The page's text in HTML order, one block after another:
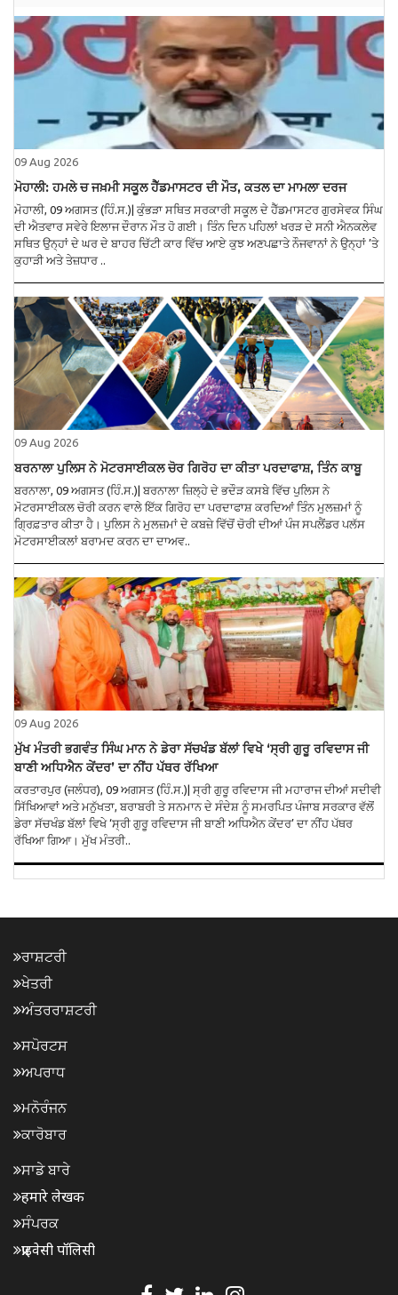
09 Aug 2026
ਮੋਹਾਲੀ: ਹਮਲੇ ਚ ਜਖ਼ਮੀ ਸਕੂਲ ਹੈੱਡਮਾਸਟਰ ਦੀ ਮੌਤ, ਕਤਲ ਦਾ ਮਾਮਲਾ ਦਰਜ
ਮੋਹਾਲੀ, 09 ਅਗਸਤ (ਹਿੰ.ਸ.)| ਕੁੰਭੜਾ ਸਥਿਤ ਸਰਕਾਰੀ ਸਕੂਲ ਦੇ ਹੈੱਡਮਾਸਟਰ ਗੁਰਸੇਵਕ ਸਿੰਘ
ਦੀ ਐਤਵਾਰ ਸਵੇਰੇ ਇਲਾਜ ਦੌਰਾਨ ਮੌਤ ਹੋ ਗਈ। ਤਿੰਨ ਦਿਨ ਪਹਿਲਾਂ ਖਰੜ ਦੇ ਸਨੀ ਐਨਕਲੇਵ
ਸਥਿਤ ਉਨ੍ਹਾਂ ਦੇ ਘਰ ਦੇ ਬਾਹਰ ਚਿੱਟੀ ਕਾਰ ਵਿੱਚ ਆਏ ਕੁਝ ਅਣਪਛਾਤੇ ਨੌਜਵਾਨਾਂ ਨੇ ਉਨ੍ਹਾਂ ’ਤੇ
ਕੁਹਾੜੀ ਅਤੇ ਤੇਜ਼ਧਾਰ ..
09 Aug 2026
ਬਰਨਾਲਾ ਪੁਲਿਸ ਨੇ ਮੋਟਰਸਾਈਕਲ ਚੋਰ ਗਿਰੋਹ ਦਾ ਕੀਤਾ ਪਰਦਾਫਾਸ਼, ਤਿੰਨ ਕਾਬੂ
ਬਰਨਾਲਾ, 09 ਅਗਸਤ (ਹਿੰ.ਸ.)| ਬਰਨਾਲਾ ਜ਼ਿਲ੍ਹੇ ਦੇ ਭਦੌੜ ਕਸਬੇ ਵਿੱਚ ਪੁਲਿਸ ਨੇ
ਮੋਟਰਸਾਈਕਲ ਚੋਰੀ ਕਰਨ ਵਾਲੇ ਇੱਕ ਗਿਰੋਹ ਦਾ ਪਰਦਾਫਾਸ਼ ਕਰਦਿਆਂ ਤਿੰਨ ਮੁਲਜ਼ਮਾਂ ਨੂੰ
ਗ੍ਰਿਫ਼ਤਾਰ ਕੀਤਾ ਹੈ। ਪੁਲਿਸ ਨੇ ਮੁਲਜ਼ਮਾਂ ਦੇ ਕਬਜ਼ੇ ਵਿੱਚੋਂ ਚੋਰੀ ਦੀਆਂ ਪੰਜ ਸਪਲੈਂਡਰ ਪਲੱਸ
ਮੋਟਰਸਾਈਕਲਾਂ ਬਰਾਮਦ ਕਰਨ ਦਾ ਦਾਅਵ..
09 Aug 2026
ਮੁੱਖ ਮੰਤਰੀ ਭਗਵੰਤ ਸਿੰਘ ਮਾਨ ਨੇ ਡੇਰਾ ਸੱਚਖੰਡ ਬੱਲਾਂ ਵਿਖੇ ‘ਸ੍ਰੀ ਗੁਰੂ ਰਵਿਦਾਸ ਜੀ
ਬਾਣੀ ਅਧਿਐਨ ਕੇਂਦਰ’ ਦਾ ਨੀਂਹ ਪੱਥਰ ਰੱਖਿਆ
ਕਰਤਾਰਪੁਰ (ਜਲੰਧਰ), 09 ਅਗਸਤ (ਹਿੰ.ਸ.)| ਸ੍ਰੀ ਗੁਰੂ ਰਵਿਦਾਸ ਜੀ ਮਹਾਰਾਜ ਦੀਆਂ ਸਦੀਵੀ
ਸਿੱਖਿਆਵਾਂ ਅਤੇ ਮਨੁੱਖਤਾ, ਬਰਾਬਰੀ ਤੇ ਸਨਮਾਨ ਦੇ ਸੰਦੇਸ਼ ਨੂੰ ਸਮਰਪਿਤ ਪੰਜਾਬ ਸਰਕਾਰ ਵੱਲੋਂ
ਡੇਰਾ ਸੱਚਖੰਡ ਬੱਲਾਂ ਵਿਖੇ ‘ਸ੍ਰੀ ਗੁਰੂ ਰਵਿਦਾਸ ਜੀ ਬਾਣੀ ਅਧਿਐਨ ਕੇਂਦਰ’ ਦਾ ਨੀਂਹ ਪੱਥਰ
ਰੱਖਿਆ ਗਿਆ। ਮੁੱਖ ਮੰਤਰੀ..
ਰਾਸ਼ਟਰੀ
ਖੇਤਰੀ
ਅੰਤਰਰਾਸ਼ਟਰੀ
ਸਪੋਰਟਸ
ਅਪਰਾਧ
ਮਨੋਰੰਜਨ
ਕਾਰੋਬਾਰ
ਸਾਡੇ ਬਾਰੇ
हमारे लेखक
ਸੰਪਰਕ
प्राइवेसी पॉलिसी